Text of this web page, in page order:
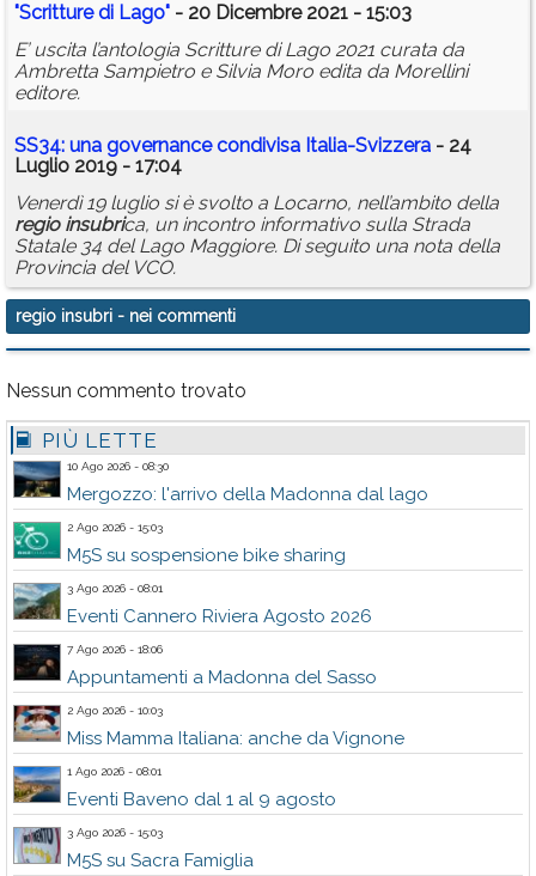
"Scritture di Lago" - 20 Dicembre 2021 - 15:03
E’ uscita l’antologia Scritture di Lago 2021 curata da
Ambretta Sampietro e Silvia Moro edita da Morellini
editore.
SS34: una governance condivisa Italia-Svizzera - 24
Luglio 2019 - 17:04
Venerdì 19 luglio si è svolto a Locarno, nell’ambito della
regio insubrica, un incontro informativo sulla Strada
Statale 34 del Lago Maggiore. Di seguito una nota della
Provincia del VCO.
regio insubri - nei commenti
Nessun commento trovato
PIÙ LETTE
10 Ago 2026 - 08:30
Mergozzo: l'arrivo della Madonna dal lago
2 Ago 2026 - 15:03
M5S su sospensione bike sharing
3 Ago 2026 - 08:01
Eventi Cannero Riviera Agosto 2026
7 Ago 2026 - 18:06
Appuntamenti a Madonna del Sasso
2 Ago 2026 - 10:03
Miss Mamma Italiana: anche da Vignone
1 Ago 2026 - 08:01
Eventi Baveno dal 1 al 9 agosto
3 Ago 2026 - 15:03
M5S su Sacra Famiglia